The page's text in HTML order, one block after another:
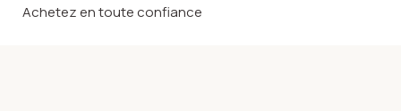
Achetez en toute confiance